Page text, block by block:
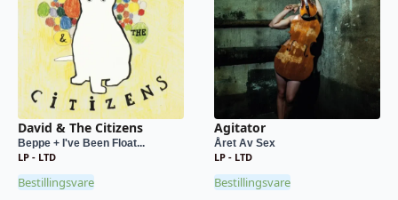
David & The Citizens
Beppe + I've Been Float...
LP - LTD
Bestillingsvare
Agitator
Året Av Sex
LP - LTD
Bestillingsvare